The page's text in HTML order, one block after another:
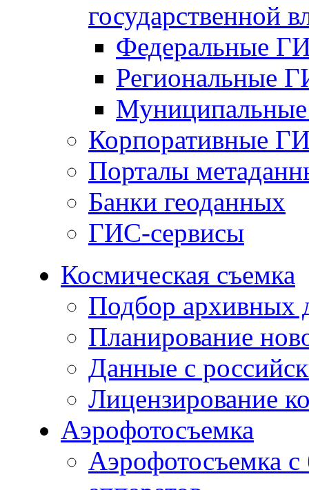
государственной
Федеральные
Региональные
Корпоративные
Порталы
Банки геоданных
ГИС-сервисы
Космическая съемка
Подбор архивных
Планирование
Данные с
Лицензирование
Аэрофотосъемка
Аэрофотосъемка с